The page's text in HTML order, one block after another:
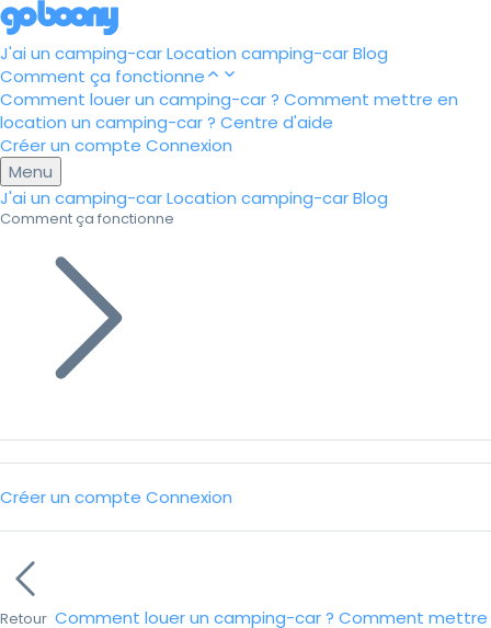
J'ai un camping-carLocation camping-carBlog
Comment ça fonctionne
Comment louer un camping-car ? Comment mettre en
location un camping-car ? Centre d'aide
Créer un compte Connexion
Menu
J'ai un camping-carLocation camping-carBlog
Comment ça fonctionne
Créer un compte Connexion
Retour Comment louer un camping-car ? Comment mettre